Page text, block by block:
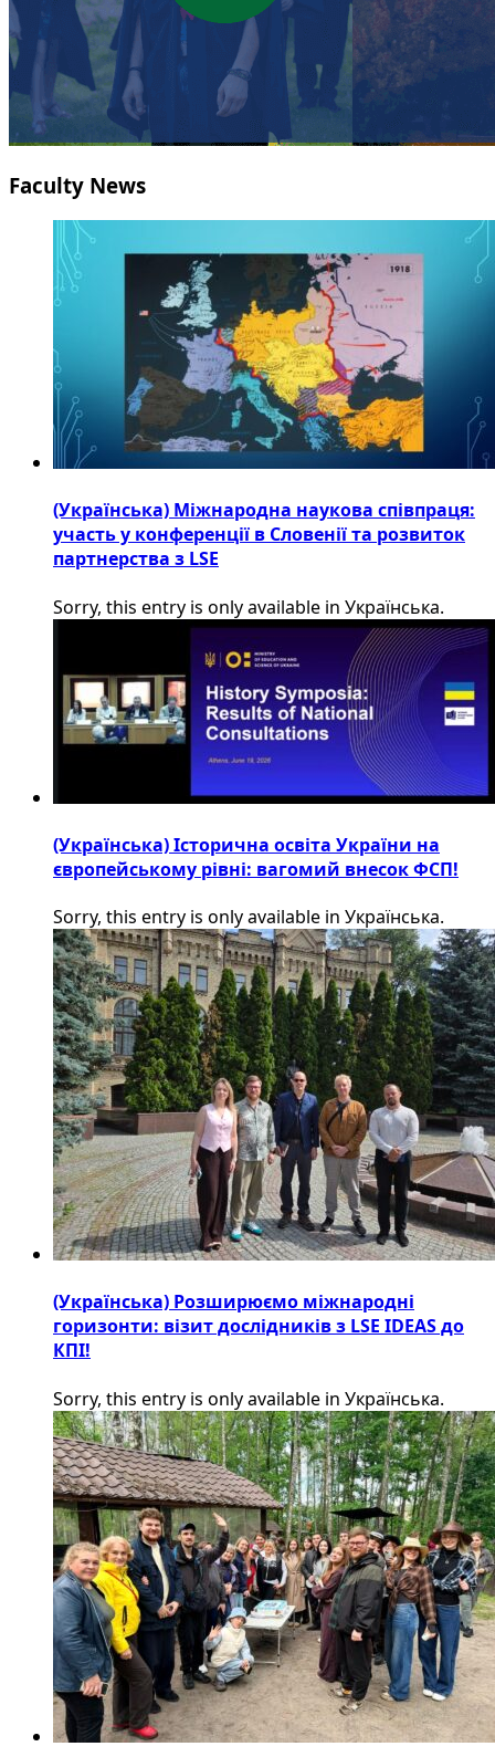
Faculty News
(Українська) Міжнародна наукова співпраця:
участь у конференції в Словенії та розвиток
партнерства з LSE
Sorry, this entry is only available in Українська.
(Українська) Історична освіта України на
європейському рівні: вагомий внесок ФСП!
Sorry, this entry is only available in Українська.
(Українська) Розширюємо міжнародні
горизонти: візит дослідників з LSE IDEAS до
КПІ!
Sorry, this entry is only available in Українська.